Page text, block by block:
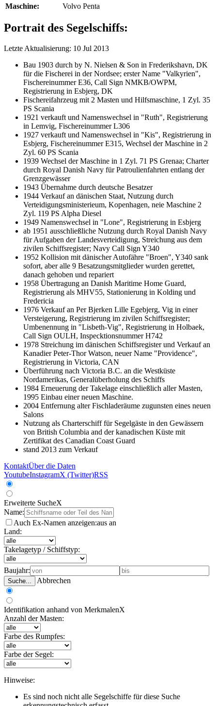
Maschine:
Volvo Penta
Portrait des Segelschiffs:
Letzte Aktualisierung: 10 Jul 2013
Bau 1903 durch by N. Nielsen & Son in Frederikshavn, DK
für die Fischerei in der Nordsee; erster Name "Valkyrien",
Fischereinummer E36, Call Sign NMKB/OWPM,
Registrierung in Esbjerg, DK
Fischereifahrzeug mit 2 Masten und Hilfsmaschine, 1 Zyl. 35
PS Scania
1921 verkauft und Namenswechsel in "Ruth", Registrierung
in Lemvig, Fischereinummer L306
1927 verkauft und Namenswechsel in "Kis", Registrierung in
Esbjerg, Fischereinummer E315, Wechsel der Maschine in 2
Zyl. 60 PS Scania
1939 Wechsel der Maschine in 1 Zyl. 71 PS Grenaa; Charter
durch Royal Danish Navy für Patroulienfahrten entlang der
Grenzgewässer
1943 Übernahme durch deutsche Besatzer
1944 Verkauf an dänischen Staat, Nutzung durch
Verteidigungsministerieum, Kopenhagen, neie Maschine 2
Zyl. 119 PS Alpha Diesel
1949 Namenswechsel in "Lone", Registrierung in Esbjerg
ab 1951 ausschließliche Nutzung durch Royal Danish Navy
für Aufgaben der Landesverteidigung, Streichung aus dem
zivilen Schiffsregister; Navy Call Sign Y340
1952 Kollision mit dänischer Autofähre "Broen", Y340 sank
sofort, aber alle 9 Besatzungsmitglieder wurden gerettet,
danach gehoben und repariert
1958 Übertragung an Danish Maritime Home Guard,
Registrierung als MHV55, Stationierung in Kolding und
Fredericia
1976 Verkauf an Per Bjerken Lille Egebjerg, Vig in einer
Versteigerung, Registrierung im zivilen Schiffsregister;
Umbenennung in "Lisbeth-Vig", Registrierung in Holbaek,
Call Sign OULH, Inspecktionsnummer H742
1978 Streichung im dänischen Schiffsregister und Verkauf an
Kanadier Peter-Thor Watson, neuer Name "Providence",
Registrierung in Victoria, CAN
Überführung nach Victoria B.C. an die Westküste
Nordamerikas, Generalüberholung des Schiffs
1984 Erneuerung der Takelage einschließlich aller Masten,
1995 Einbau einer neuen Maschine.
2004 Entfernung alter Fischladeräume zugunsten eines neuen
Salons
Nutzung als Charterschiff für Segelgäste in den Gewässern
von British Columbia and der kanadischen Küste mit
Zertifikat des Canadian Coast Guard
stand 2013 zum Verkauf
KontaktÜber die Daten
YoutubeInstagramX (Twitter)RSS
Erweiterte SucheX
Name:
Auch Ex-Namen anzeigen:aus an
Land:
Takelagetyp / Schiffstyp:
Baujahr:
Suche... Abbrechen
Identifikation anhand von MerkmalenX
Anzahl der Masten:
Farbe des Rumpfes:
Farbe der Segel:
Hinweise:
Es sind noch nicht alle Segelschiffe für diese Suche